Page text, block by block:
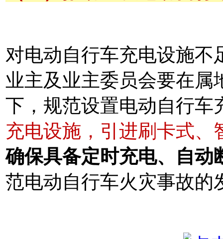
对电动自行车充电设施不
业主及业主委员会要在属
下，规范设置电动自行车
充电设施，引进刷卡式、
确保具备定时充电、自动
范电动自行车火灾事故的